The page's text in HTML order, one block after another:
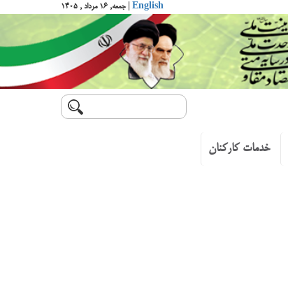
English | جمعه, ۱۶ مرداد , ۱۴۰۵
خدمات کارکنان